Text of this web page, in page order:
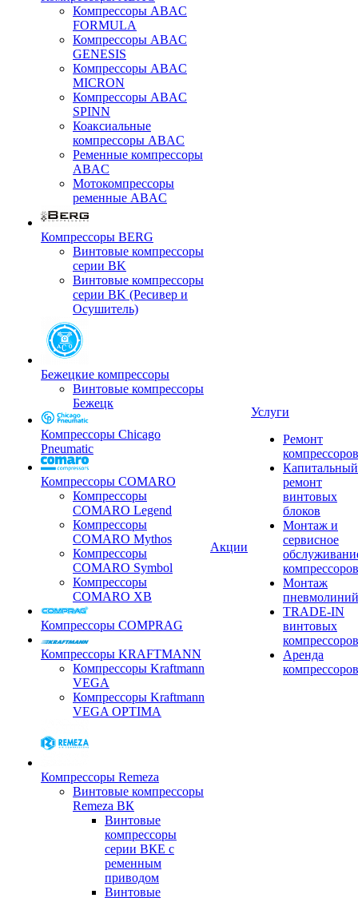
Компрессоры ABAC
FORMULA
Компрессоры ABAC
GENESIS
Компрессоры ABAC
MICRON
Компрессоры ABAC
SPINN
Коаксиальные
компрессоры ABAC
Ременные компрессоры
ABAC
Мотокомпрессоры
ременные ABAC
Компрессоры BERG
Винтовые компрессоры
серии BK
Винтовые компрессоры
серии BK (Ресивер и
Осушитель)
Бежецкие компрессоры
Винтовые компрессоры
Бежецк
Компрессоры Chicago
Pneumatic
Компрессоры COMARO
Компрессоры
COMARO Legend
Компрессоры
COMARO Mythos
Компрессоры
COMARO Symbol
Компрессоры
COMARO XB
Компрессоры COMPRAG
Компрессоры KRAFTMANN
Компрессоры Kraftmann
VEGA
Компрессоры Kraftmann
VEGA OPTIMA
Компрессоры Remeza
Винтовые компрессоры
Remeza ВК
Винтовые
компрессоры
серии ВКЕ с
ременным
приводом
Винтовые
Акции
Услуги
Ремонт
компрессоров
Капитальный
ремонт
винтовых
блоков
Монтаж и
сервисное
компрессоров
Монтаж
пневмолиний
TRADE-IN
винтовых
компрессоров
Аренда
компрессоров